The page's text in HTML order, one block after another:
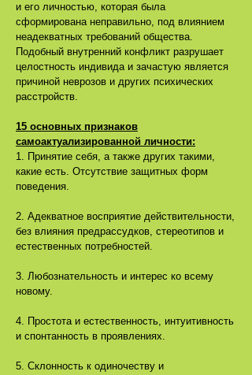
и его личностью, которая была
сформирована неправильно, под влиянием
неадекватных требований общества.
Подобный внутренний конфликт разрушает
целостность индивида и зачастую является
причиной неврозов и других психических
расстройств.
15 основных признаков
самоактуализированной личности:
1. Принятие себя, а также других такими,
какие есть. Отсутствие защитных форм
поведения.
2. Адекватное восприятие действительности,
без влияния предрассудков, стереотипов и
естественных потребностей.
3. Любознательность и интерес ко всему
новому.
4. Простота и естественность, интуитивность
и спонтанность в проявлениях.
5. Склонность к одиночеству и